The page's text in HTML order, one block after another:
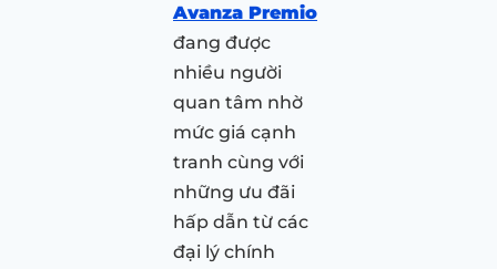
Avanza Premio
đang được
nhiều người
quan tâm nhờ
mức giá cạnh
tranh cùng với
những ưu đãi
hấp dẫn từ các
đại lý chính